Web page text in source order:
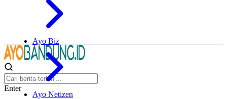
Ayo Biz
Ayo Netizen
Enter